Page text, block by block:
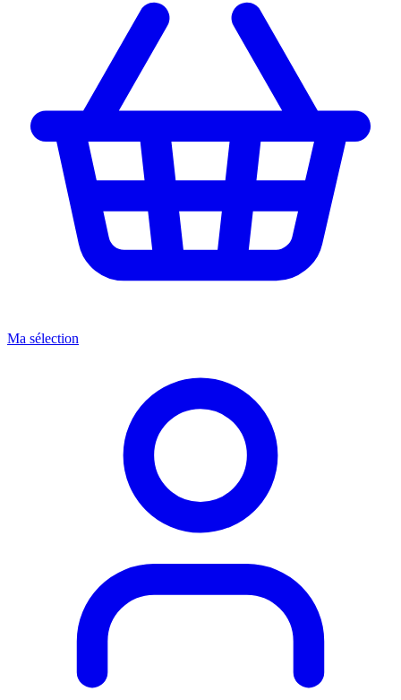
Ma sélection